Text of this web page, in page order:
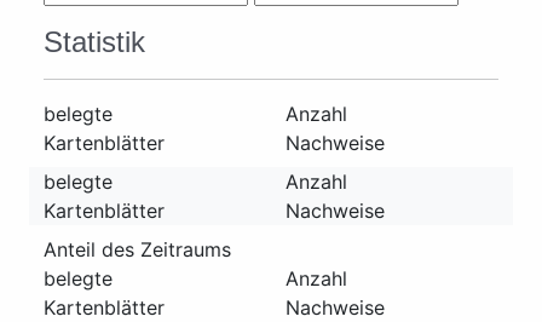
Statistik
belegte
Kartenblätter
Anzahl
Nachweise
belegte
Kartenblätter
Anzahl
Nachweise
Anteil des Zeitraums
belegte
Kartenblätter
Anzahl
Nachweise